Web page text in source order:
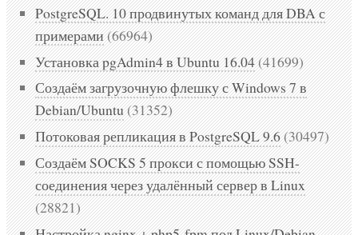
PostgreSQL. 10 продвинутых команд для DBA с
примерами(66964)
Установка pgAdmin4 в Ubuntu 16.04(41699)
Создаём загрузочную флешку с Windows 7 в
Debian/Ubuntu(31352)
Потоковая репликация в PostgreSQL 9.6(30497)
Создаём SOCKS 5 прокси с помощью SSH-
соединения через удалённый сервер в Linux
(28821)